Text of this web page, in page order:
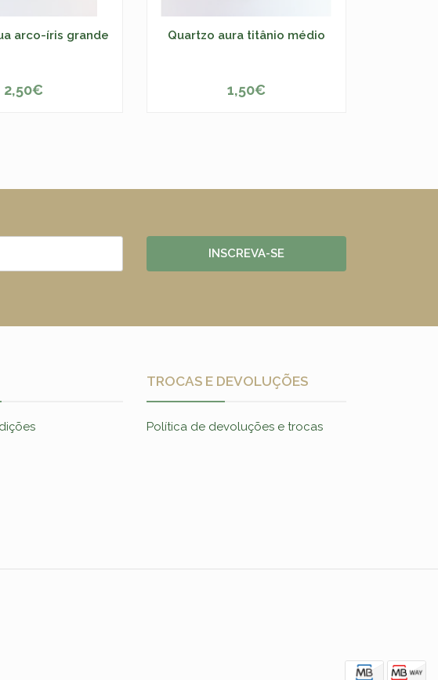
arco-íris grande
2,50€
Quartzo aura titânio médio
ESGOTADO
1,50€
INSCREVA-SE
TROCAS E DEVOLUÇÕES
Política de devoluções e trocas